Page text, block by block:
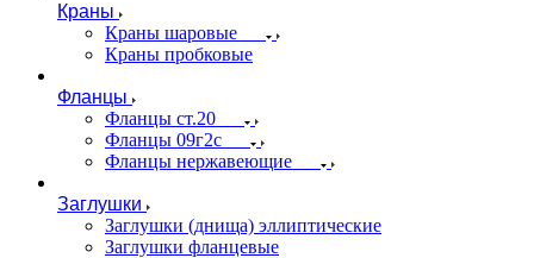
Краны
Краны шаровые
Краны пробковые
Фланцы
Фланцы ст.20
Фланцы 09г2с
Фланцы нержавеющие
Заглушки
Заглушки (днища) эллиптические
Заглушки фланцевые